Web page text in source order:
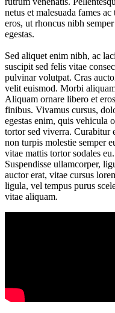
netus et malesuada fames
eros, ut rhoncus nibh
egestas.
Sed aliquet enim nibh, ac
suscipit sed felis vitae
pulvinar volutpat. Cras
velit euismod. Morbi
Aliquam ornare libero et
finibus. Vivamus cursus,
egestas enim, quis vehicula
tortor sed viverra. Curabitur
non turpis molestie semper
vitae mattis tortor sodales
Suspendisse ullamcorper,
auctor erat, vitae cursus
ligula, vel tempus purus
vitae aliquam.